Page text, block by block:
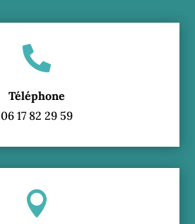

Téléphone
06 17 82 29 59
